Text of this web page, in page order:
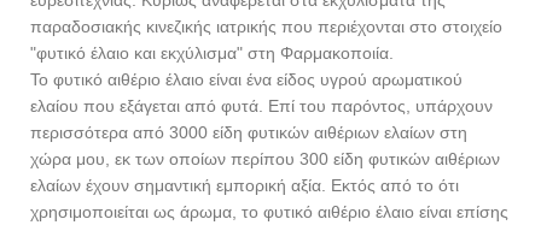
παραδοσιακής κινεζικής ιατρικής που περιέχονται στο στοιχείο
"φυτικό έλαιο και εκχύλισμα" στη Φαρμακοποιία.
Το φυτικό αιθέριο έλαιο είναι ένα είδος υγρού αρωματικού
ελαίου που εξάγεται από φυτά. Επί του παρόντος, υπάρχουν
περισσότερα από 3000 είδη φυτικών αιθέριων ελαίων στη
χώρα μου, εκ των οποίων περίπου 300 είδη φυτικών αιθέριων
ελαίων έχουν σημαντική εμπορική αξία. Εκτός από το ότι
χρησιμοποιείται ως άρωμα, το φυτικό αιθέριο έλαιο είναι επίσης